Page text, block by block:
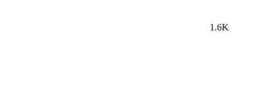
1.6K